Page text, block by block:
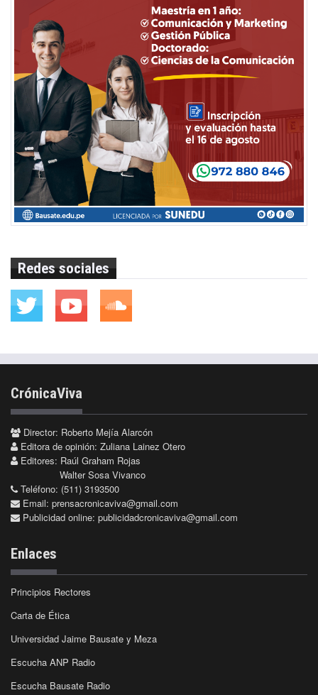
Redes sociales
CrónicaViva
Director: Roberto Mejía Alarcón
Editora de opinión: Zuliana Lainez Otero
Editores: Raúl Graham Rojas
Walter Sosa Vivanco
Teléfono: (511) 3193500
Email: prensacronicaviva@gmail.com
Publicidad online: publicidadcronicaviva@gmail.com
Enlaces
Principios Rectores
Carta de Ética
Universidad Jaime Bausate y Meza
Escucha ANP Radio
Escucha Bausate Radio